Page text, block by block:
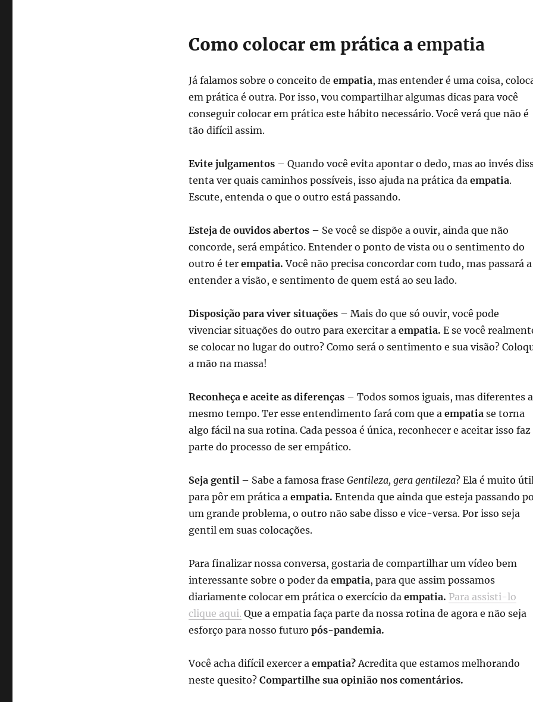
Como colocar em prática a empatia
Já falamos sobre o conceito de empatia, mas entender é uma coisa,
em prática é outra. Por isso, vou compartilhar algumas dicas para você
conseguir colocar em prática este hábito necessário. Você verá que não é
tão difícil assim.
Evite julgamentos– Quando você evita apontar o dedo, mas ao invés
tenta ver quais caminhos possíveis, isso ajuda na prática da empatia.
Escute, entenda o que o outro está passando.
Esteja de ouvidos abertos– Se você se dispõe a ouvir, ainda que não
concorde, será empático. Entender o ponto de vista ou o sentimento do
outro é ter empatia. Você não precisa concordar com tudo, mas passará a
entender a visão, e sentimento de quem está ao seu lado.
Disposição para viver situações– Mais do que só ouvir, você pode
vivenciar situações do outro para exercitar a empatia. E se você
se colocar no lugar do outro? Como será o sentimento e sua visão?
a mão na massa!
Reconheça e aceite as diferenças– Todos somos iguais, mas diferentes
mesmo tempo. Ter esse entendimento fará com que aempatia se torna
algo fácil na sua rotina. Cada pessoa é única, reconhecer e aceitar isso faz
parte do processo de ser empático.
Seja gentil– Sabe a famosa frase Gentileza, gera gentileza? Ela é muito
para pôr em prática a empatia. Entenda que ainda que esteja passando
um grande problema, o outro não sabe disso e vice-versa. Por isso seja
gentil em suas colocações.
Para finalizar nossa conversa, gostaria de compartilhar um vídeo bem
interessante sobre o poder da empatia, para que assim possamos
diariamente colocar em prática o exercício da empatia. Para assisti-lo
clique aqui. Que a empatia faça parte da nossa rotina de agora e não seja
esforço para nosso futuro pós-pandemia.
Você acha difícil exercer a empatia?Acredita que estamos melhorando
neste quesito? Compartilhe sua opinião nos comentários.